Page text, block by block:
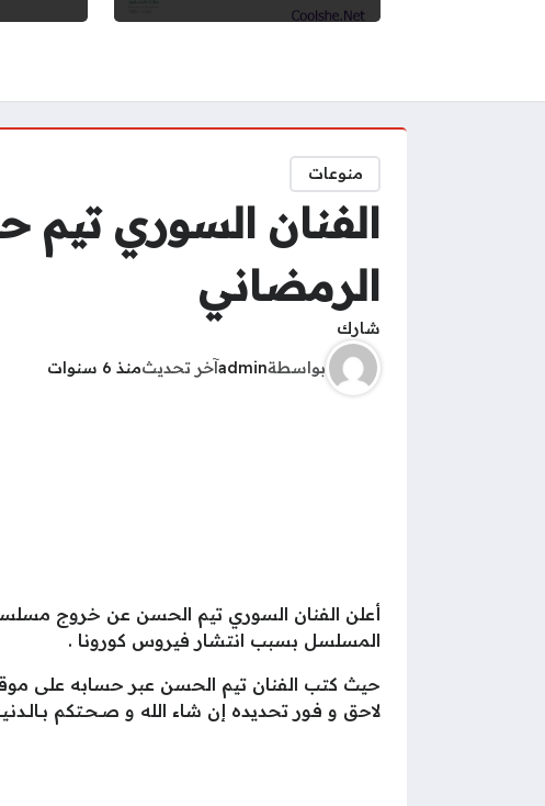
منوعات
الفنان السوري
الرمضاني
شارك
بواسطةadminآخر تحديثمنذ 6 سنوات
المسلسل بسبب انتشار فيروس كورونا .
حيث كتب الفنان تيم الحسن عبر حسابه على
لاحق و ‎فـور تحديده إن شاء الله و صــحــتكم بــالــدنـيـا”.